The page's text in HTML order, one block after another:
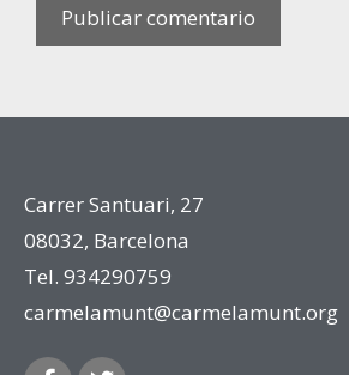
Carrer Santuari, 27
08032, Barcelona
Tel. 934290759
carmelamunt@carmelamunt.org